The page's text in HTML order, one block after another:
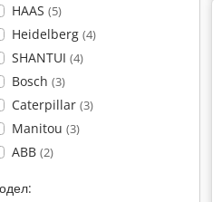
HAAS (5)
Heidelberg (4)
SHANTUI (4)
Bosch (3)
Caterpillar (3)
Manitou (3)
ABB (2)